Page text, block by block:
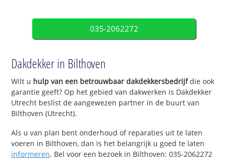
035-2062272
Dakdekker in Bilthoven
Wilt u hulp van een betrouwbaar dakdekkersbedrijfdie ook
garantie geeft? Op het gebied van dakwerken is Dakdekker
Utrecht beslist de aangewezen partner in de buurt van
Bilthoven (Utrecht).
Als u van plan bent onderhoud of reparaties uit te laten
voeren in Bilthoven, dan is het belangrijk u goed te laten
informeren. Bel voor een bezoek in Bilthoven: 035-2062272